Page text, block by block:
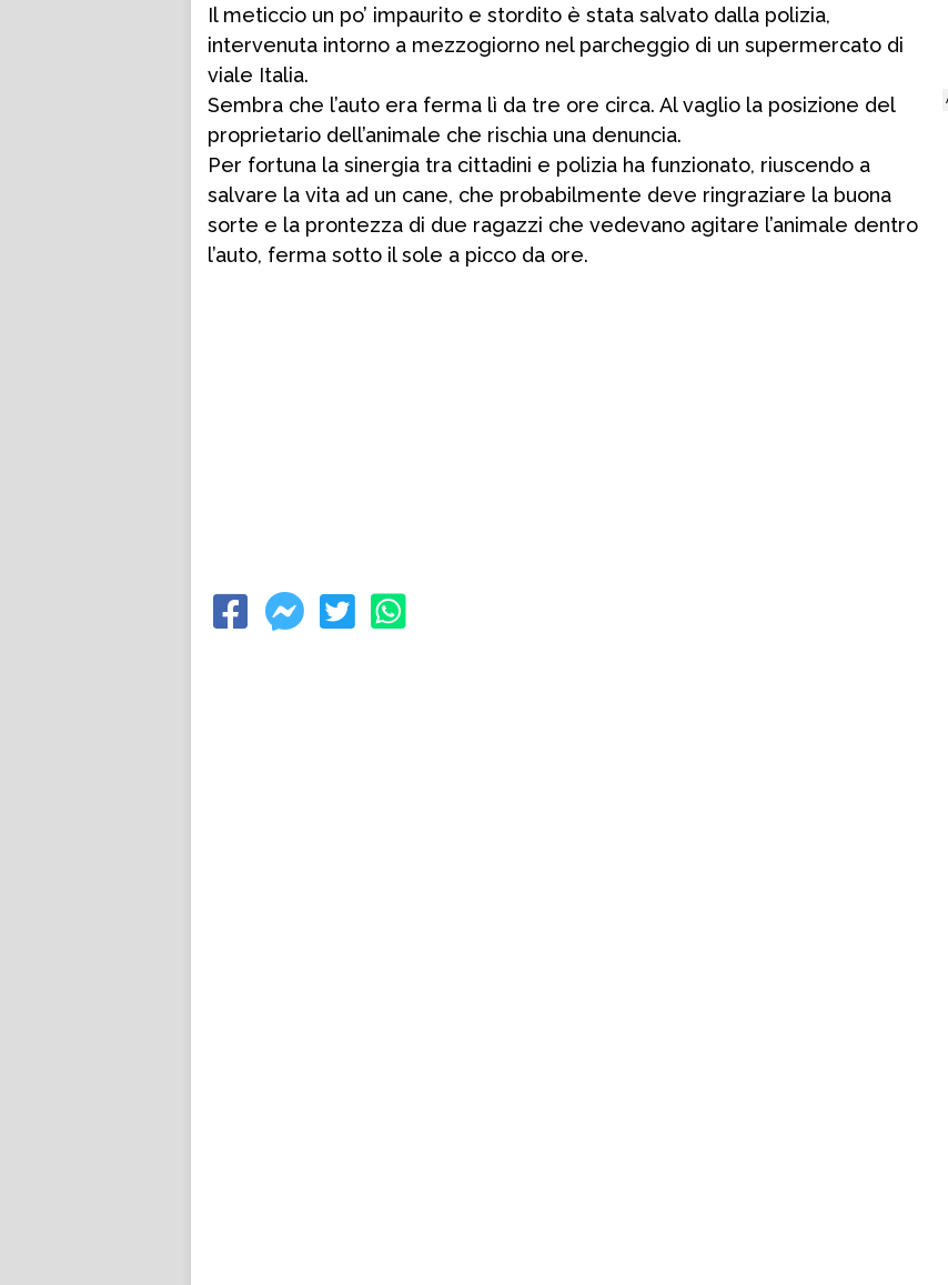
Il meticcio un po’ impaurito e stordito è stata salvato dalla polizia,
intervenuta intorno a mezzogiorno nel parcheggio di un supermercato di
viale Italia.
Sembra che l’auto era ferma lì da tre ore circa. Al vaglio la posizione del
proprietario dell’animale che rischia una denuncia.
Per fortuna la sinergia tra cittadini e polizia ha funzionato, riuscendo a
salvare la vita ad un cane, che probabilmente deve ringraziare la buona
sorte e la prontezza di due ragazzi che vedevano agitare l’animale dentro
l’auto, ferma sotto il sole a picco da ore.